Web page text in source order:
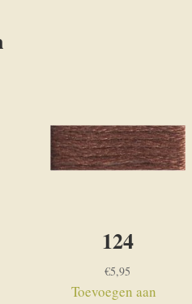
124
€5,95
Toevoegen aan